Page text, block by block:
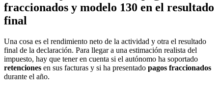
fraccionados y modelo 130 en el resultado
final
Una cosa es el rendimiento neto de la actividad y otra el resultado
final de la declaración. Para llegar a una estimación realista del
impuesto, hay que tener en cuenta si el autónomo ha soportado
retenciones en sus facturas y si ha presentado pagos fraccionados
durante el año.